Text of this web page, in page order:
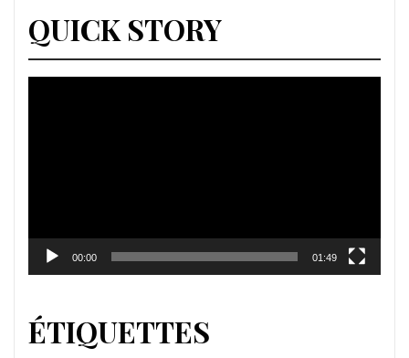
QUICK STORY
00:00 01:49
ÉTIQUETTES